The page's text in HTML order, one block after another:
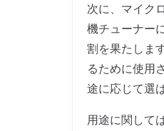
次に、マイク
機チューナー
割を果たしま
るために使用
途に応じて選
用途に関して